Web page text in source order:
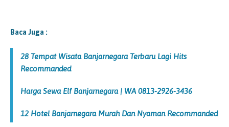
Baca Juga :
28 Tempat Wisata Banjarnegara Terbaru Lagi Hits
Recommanded
Harga Sewa Elf Banjarnegara | WA 0813-2926-3436
12 Hotel Banjarnegara Murah Dan Nyaman Recommanded